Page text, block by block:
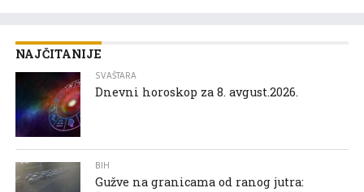
NAJČITANIJE
SVAŠTARA
Dnevni horoskop za 8. avgust.2026.
BIH
Gužve na granicama od ranog jutra: